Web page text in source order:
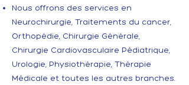
Nous offrons des services en
Neurochirurgie, Traitements du cancer,
Orthopédie, Chirurgie Générale,
Chirurgie Cardiovasculaire Pédiatrique,
Urologie, Physiothérapie, Thérapie
Médicale et toutes les autres branches.